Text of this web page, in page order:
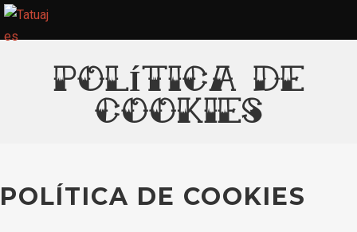
POLÍTICA DE
COOKIES
POLÍTICA DE COOKIES